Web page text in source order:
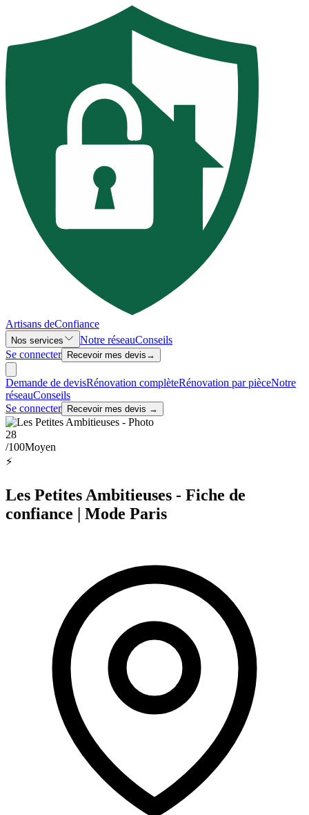
Artisans deConfiance
Nos services Notre réseauConseils
Se connecter
Recevoir mes devis →
Demande de devisRénovation complèteRénovation par pièceNotre
réseauConseils
Se connecter
Recevoir mes devis →
28
/100Moyen
⚡
Les Petites Ambitieuses - Fiche de
confiance | Mode Paris